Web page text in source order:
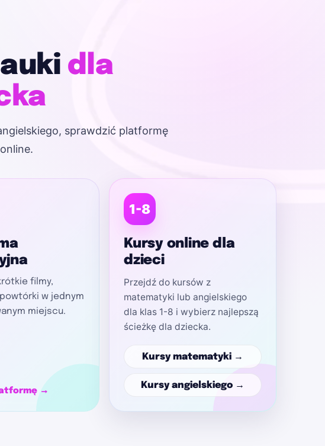
dla
sprawdzić platformę
filmy,
w jednym
miejscu.
→
1-8
Kursy online dla
dzieci
Przejdź do kursów z
matematyki lub angielskiego
dla klas 1-8 i wybierz najlepszą
ścieżkę dla dziecka.
Kursy matematyki →
Kursy angielskiego →